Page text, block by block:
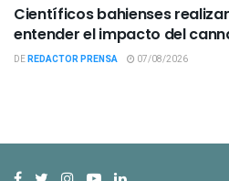
Científicos bahienses
entender el impacto del
DEREDACTOR PRENSA 07/08/2026